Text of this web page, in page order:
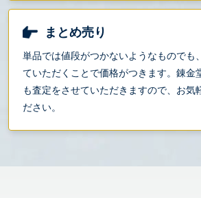
まとめ売り
単品では値段がつかないようなものでも
ていただくことで価格がつきます。錬金
も査定をさせていただきますので、お気
ださい。